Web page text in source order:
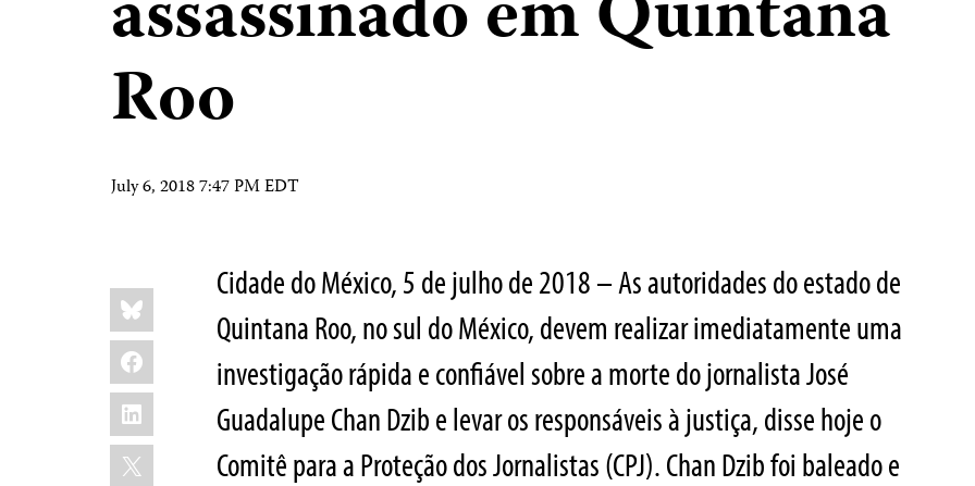
Roo
July 6, 2018 7:47 PM EDT
Share
this:
Bluesky
Facebook
LinkedIn
X
Cidade do México, 5 de julho de 2018 – As autoridades do estado de
Quintana Roo, no sul do México, devem realizar imediatamente uma
investigação rápida e confiável sobre a morte do jornalista José
Guadalupe Chan Dzib e levar os responsáveis ​​à justiça, disse hoje o
Comitê para a Proteção dos Jornalistas (CPJ). Chan Dzib foi baleado e